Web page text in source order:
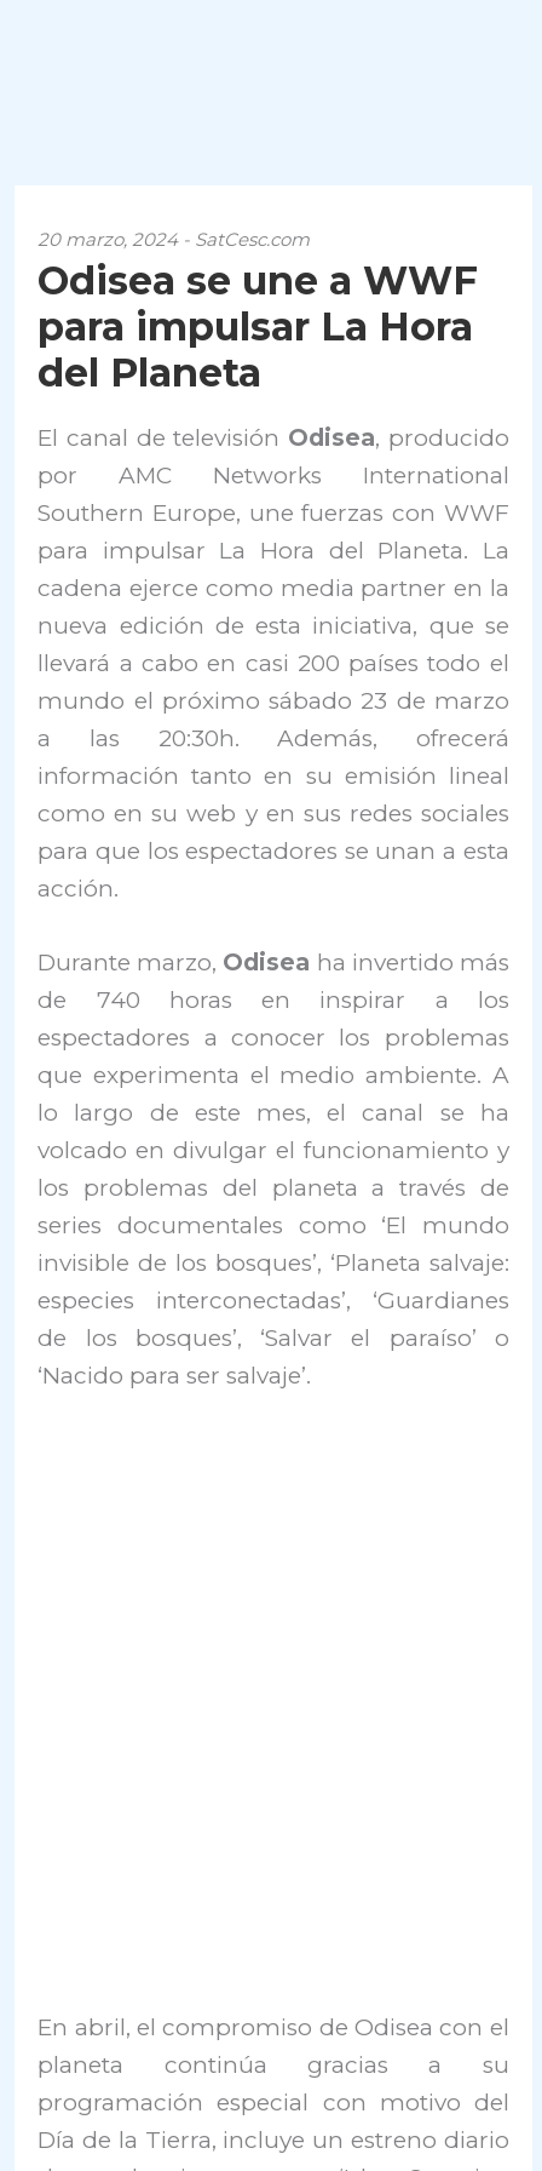
20 marzo, 2024 - SatCesc.com
Odisea se une a WWF
para impulsar La Hora
del Planeta
El canal de televisión Odisea, producido
por AMC Networks International
Southern Europe, une fuerzas con WWF
para impulsar La Hora del Planeta. La
cadena ejerce como media partner en la
nueva edición de esta iniciativa, que se
llevará a cabo en casi 200 países todo el
mundo el próximo sábado 23 de marzo
a las 20:30h. Además, ofrecerá
información tanto en su emisión lineal
como en su web y en sus redes sociales
para que los espectadores se unan a esta
acción.
Durante marzo, Odisea ha invertido más
de 740 horas en inspirar a los
espectadores a conocer los problemas
que experimenta el medio ambiente. A
lo largo de este mes, el canal se ha
volcado en divulgar el funcionamiento y
los problemas del planeta a través de
series documentales como ‘El mundo
invisible de los bosques’, ‘Planeta salvaje:
especies interconectadas’, ‘Guardianes
de los bosques’, ‘Salvar el paraíso’ o
‘Nacido para ser salvaje’.
En abril, el compromiso de Odisea con el
planeta continúa gracias a su
programación especial con motivo del
Día de la Tierra, incluye un estreno diario